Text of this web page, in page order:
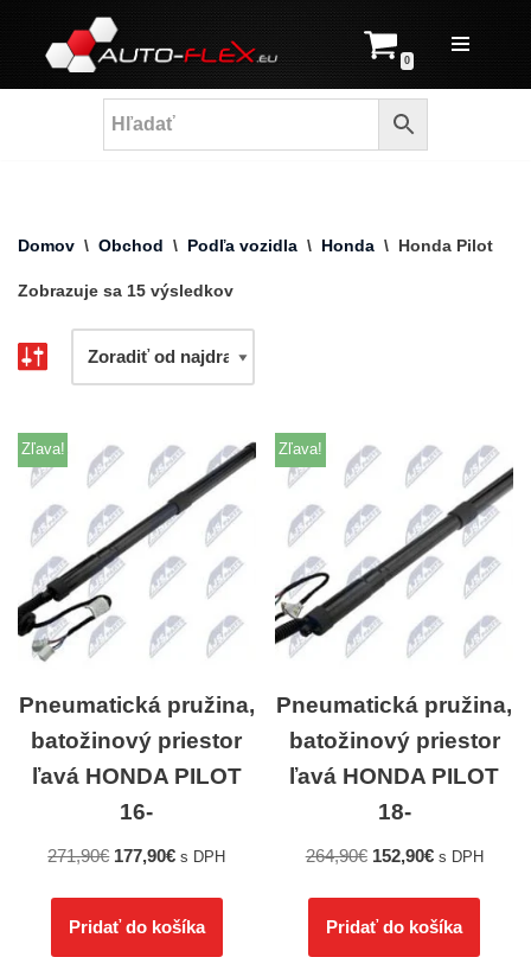
Prejsť
na
0
Domov \ Obchod \ Podľa vozidla \ Honda \ Honda Pilot
Zobrazuje sa 15 výsledkov
Zľava!
Pneumatická pružina,
batožinový priestor
ľavá HONDA PILOT
16-
271,90€ 177,90€ s DPH
Pridať do košíka
Zľava!
Pneumatická pružina,
batožinový priestor
ľavá HONDA PILOT
18-
264,90€ 152,90€ s DPH
Pridať do košíka